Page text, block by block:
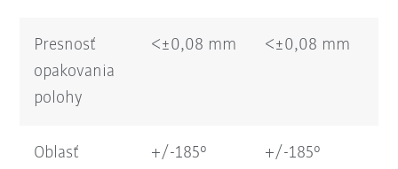
Presnosť
opakovania
polohy
<±0,08 mm <±0,08 mm
Oblasť
+/-185° +/-185°